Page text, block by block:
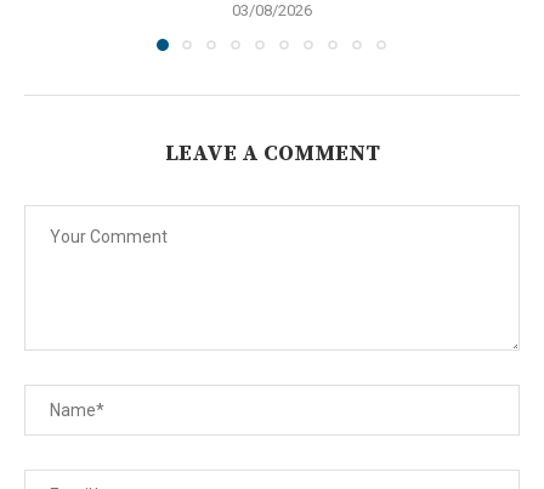
03/08/2026
LEAVE A COMMENT